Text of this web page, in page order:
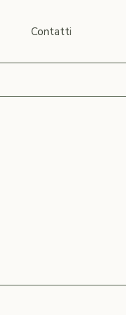
Contatti